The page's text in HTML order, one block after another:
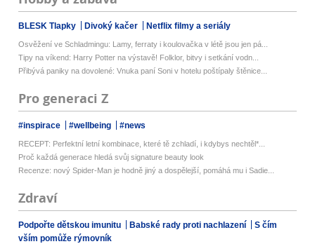
BLESK Tlapky Divoký kačer Netflix filmy a seriály
Osvěžení ve Schladmingu: Lamy, ferraty i koulovačka v létě jsou jen pá...
Tipy na víkend: Harry Potter na výstavě! Folklor, bitvy i setkání vodn...
Přibývá paniky na dovolené: Vnuka paní Soni v hotelu poštípaly štěnice...
Pro generaci Z
#inspirace #wellbeing #news
RECEPT: Perfektní letní kombinace, které tě zchladí, i kdybys nechtěl*...
Proč každá generace hledá svůj signature beauty look
Recenze: nový Spider-Man je hodně jiný a dospělejší, pomáhá mu i Sadie...
Zdraví
Podpořte dětskou imunitu Babské rady proti nachlazení
S čím
vším pomůže rýmovník